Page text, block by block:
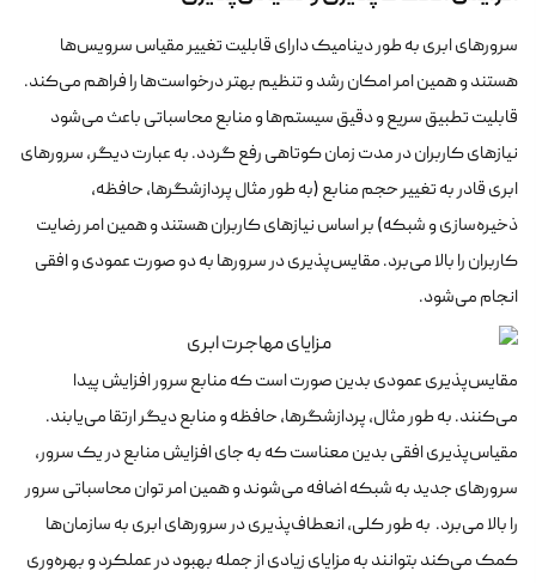
سرورهای ابری به طور دینامیک دارای قابلیت تغییر مقیاس سرویس‌ها
هستند و همین امر امکان رشد و تنظیم بهتر درخواست‌ها را فراهم می‌کند.
قابلیت تطبیق سریع و دقیق سیستم‌ها و منابع محاسباتی باعث می‌شود
نیازهای کاربران در مدت زمان کوتاهی رفع گردد. به عبارت دیگر، سرورهای
ابری قادر به تغییر حجم منابع (به طور مثال پردازشگرها، حافظه،
ذخیره‌سازی و شبکه) بر اساس نیازهای کاربران هستند و همین امر رضایت
کاربران را بالا می‌برد. مقایس‌پذیری در سرورها به دو صورت عمودی و افقی
انجام می‌شود.
مقایس‌پذیری عمودی بدین صورت است که منابع سرور افزایش پیدا
می‌کنند. به طور مثال، پردازشگرها، حافظه و منابع دیگر ارتقا می‌یابند.
مقیاس‌پذیری افقی بدین معناست که به جای افزایش منابع در یک سرور،
سرورهای جدید به شبکه اضافه می‌شوند و همین امر توان محاسباتی سرور
را بالا می‌برد. به طور کلی، انعطاف‌پذیری در سرورهای ابری به سازمان‌ها
کمک می‌کند بتوانند به مزایای زیادی از جمله بهبود در عملکرد و بهره‌وری